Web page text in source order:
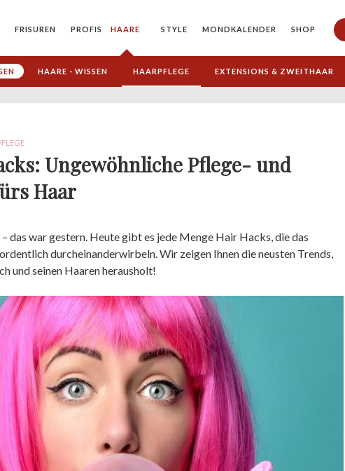
FRISUREN PROFIS HAARE STYLE MONDKALENDER SHOP
HAARE - WISSEN HAARPFLEGE EXTENSIONS & ZWEITHAAR
Ungewöhnliche Pflege- und
Haar
das war gestern. Heute gibt es jede Menge Hair Hacks, die das
durcheinanderwirbeln. Wir zeigen Ihnen die neusten Trends,
und seinen Haaren herausholt!